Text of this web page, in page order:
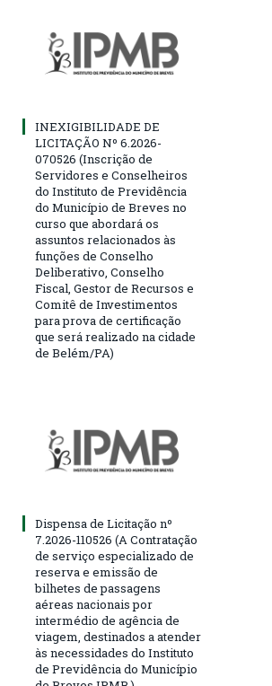
INEXIGIBILIDADE DE
LICITAÇÃO Nº 6.2026-
070526 (Inscrição de
Servidores e Conselheiros
do Instituto de Previdência
do Município de Breves no
curso que abordará os
assuntos relacionados às
funções de Conselho
Deliberativo, Conselho
Fiscal, Gestor de Recursos e
Comitê de Investimentos
para prova de certificação
que será realizado na cidade
de Belém/PA)
Dispensa de Licitação nº
7.2026-110526 (A Contratação
de serviço especializado de
reserva e emissão de
bilhetes de passagens
aéreas nacionais por
intermédio de agência de
viagem, destinados a atender
às necessidades do Instituto
de Previdência do Município